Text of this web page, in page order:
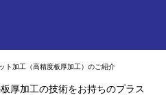
ト加工（高精度板厚加工）のご紹介
厚加工の技術をお持ちのプラス